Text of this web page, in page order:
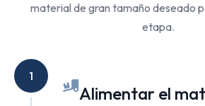
material de gran tamaño deseado
etapa.
1
Alimentar el